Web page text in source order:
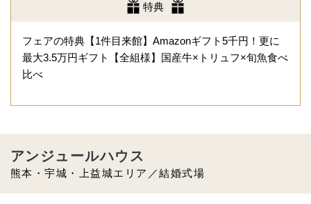
特典
フェアの特典【1件目来館】Amazonギフト5千円！更に
最大3.5万円ギフト【全組様】国産牛×トリュフ×旬魚食べ
比べ
熊本・宇城・上益城エリア／結婚式場
アンジュールハウス